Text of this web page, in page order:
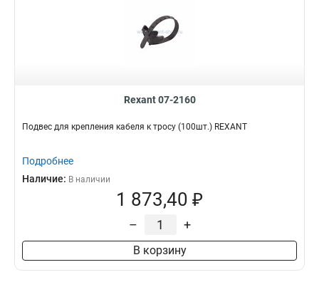
Rexant 07-2160
Подвес для крепления кабеля к тросу (100шт.) REXANT
Подробнее
Наличие: В наличии
1 873,40 ₽
– +
В корзину